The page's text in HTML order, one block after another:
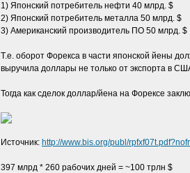
1) Японский потребитель нефти 40 млрд. $
2) Японский потребитель металла 50 млрд. $
3) Американский производитель ПО 50 млрд. $
Т.е. оборот Форекса в части японской йены
выручила доллары не только от экспорта в
Тогда как сделок доллар/йена на Форексе
Источник: http://www.bis.org/publ/
397 млрд * 260 рабочих дней = ~100 трлн $